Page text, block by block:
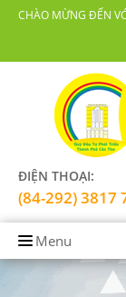
CHÀO MỪNG ĐẾN
ĐIỆN THOẠI:
(84-292) 3817
Menu